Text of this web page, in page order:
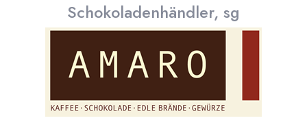
Schokoladenhändler, sg